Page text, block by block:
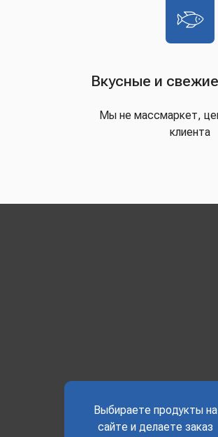
Вкусные и
Мы не массмаркет,
клиента
Выбираете продукты на
сайте и делаете заказ